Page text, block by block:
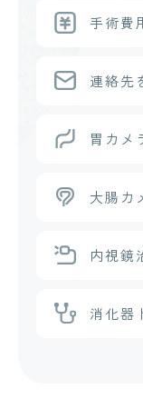
手術費
連絡先
胃カメ
大腸カ
内視鏡
消化器